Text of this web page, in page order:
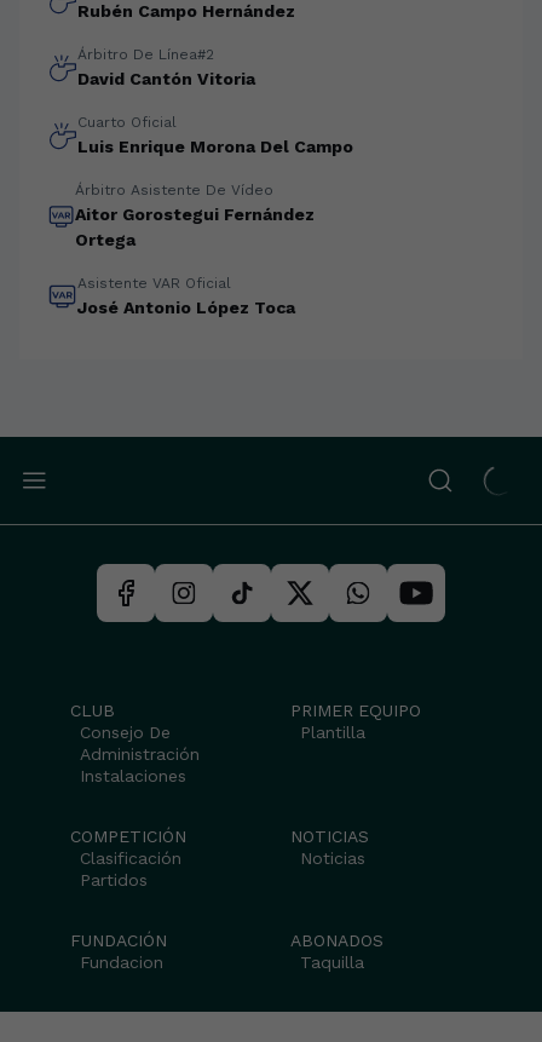
Rubén Campo Hernández
Árbitro De Línea#2
David Cantón Vitoria
Cuarto Oficial
Luis Enrique Morona Del Campo
Árbitro Asistente De Vídeo
Aitor Gorostegui Fernández
Ortega
Asistente VAR Oficial
José Antonio López Toca
CLUB
Consejo De
Administración
Instalaciones
PRIMER EQUIPO
Plantilla
COMPETICIÓN
Clasificación
Partidos
NOTICIAS
Noticias
FUNDACIÓN
Fundacion
ABONADOS
Taquilla